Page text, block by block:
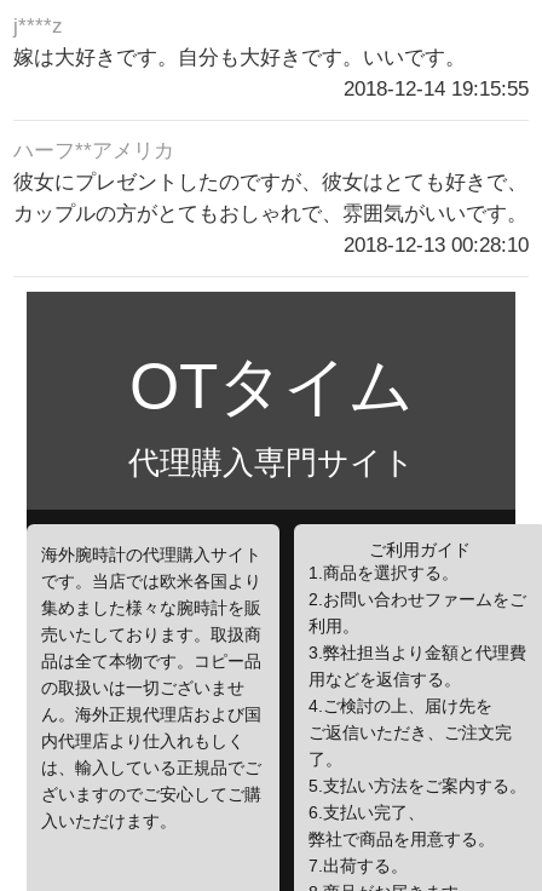
j****z
嫁は大好きです。自分も大好きです。いいです。
2018-12-14 19:15:55
ハーフ**アメリカ
彼女にプレゼントしたのですが、彼女はとても好きで、
カップルの方がとてもおしゃれで、雰囲気がいいです。
2018-12-13 00:28:10
OTタイム
代理購入専門サイト
海外腕時計の代理購入サイト
です。当店では欧米各国より
集めました様々な腕時計を販
売いたしております。取扱商
品は全て本物です。コピー品
の取扱いは一切ございませ
ん。海外正規代理店および国
内代理店より仕入れもしく
は、輸入している正規品でご
ざいますのでご安心してご購
入いただけます。
ご利用ガイド
1.商品を選択する。
2.お問い合わせファームをご
利用。
3.弊社担当より金額と代理費
用などを返信する。
4.ご検討の上、届け先を
ご返信いただき、ご注文完
了。
5.支払い方法をご案内する。
6.支払い完了、
弊社で商品を用意する。
7.出荷する。